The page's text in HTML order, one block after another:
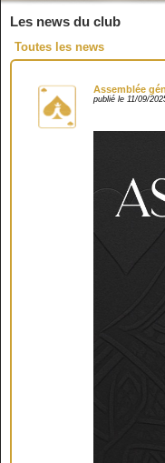
Les news du club
Toutes les news
Assemblée
publié le 11/09/